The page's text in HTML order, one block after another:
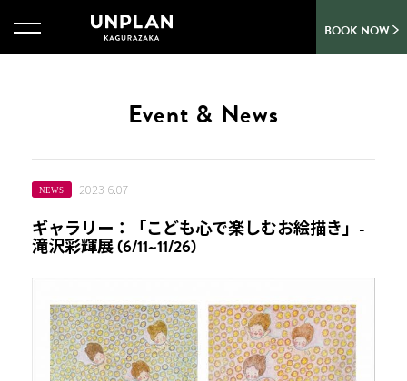
BOOK NOW
Event & News
NEWS 2023 6.07
ギャラリー：「こども心で楽しむお絵描き」-
滝沢彩輝展 (6/11~11/26)